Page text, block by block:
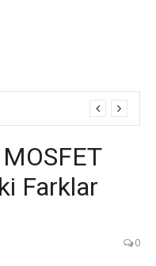
Farklar
0